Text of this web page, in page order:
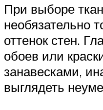
При выборе
необязательно
оттенок стен.
обоев или
занавесками,
выглядеть